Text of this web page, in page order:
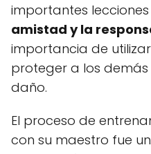
importantes
amistad y la
importancia de
proteger a los
daño.
El proceso de
con su maestro fue